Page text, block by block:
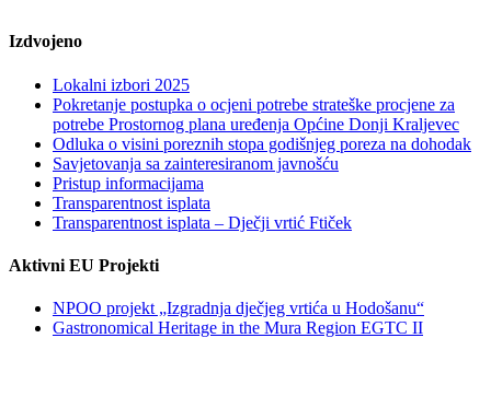
Izdvojeno
Lokalni izbori 2025
Pokretanje postupka o ocjeni potrebe strateške procjene za
potrebe Prostornog plana uređenja Općine Donji Kraljevec
Odluka o visini poreznih stopa godišnjeg poreza na dohodak
Savjetovanja sa zainteresiranom javnošću
Pristup informacijama
Transparentnost isplata
Transparentnost isplata – Dječji vrtić Ftiček
Aktivni EU Projekti
NPOO projekt „Izgradnja dječjeg vrtića u Hodošanu“
Gastronomical Heritage in the Mura Region EGTC II